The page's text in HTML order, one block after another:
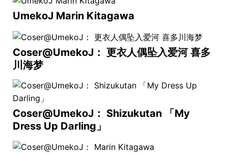
UmekoJ Marin Kitagawa
Coser@UmekoJ： 更衣人偶坠入爱河 喜多
川海梦
Coser@UmekoJ： Shizukutan 「My
Dress Up Darling」